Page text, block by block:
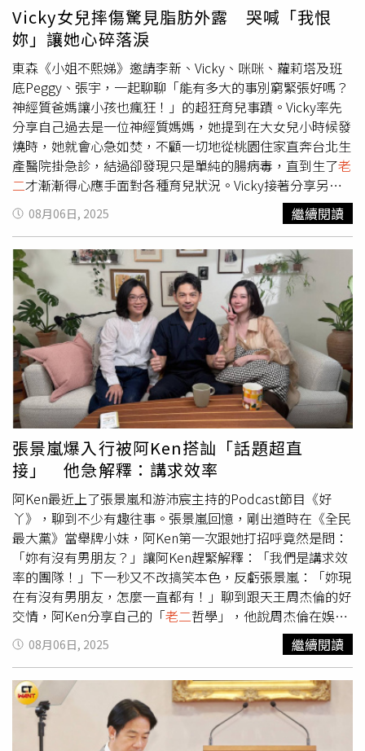
Vicky女兒摔傷驚見脂肪外露 哭喊「我恨
妳」讓她心碎落淚
東森《小姐不熙娣》邀請李新、Vicky、咪咪、蘿莉塔及班
底Peggy、張宇，一起聊聊「能有多大的事別窮緊張好嗎？
神經質爸媽讓小孩也瘋狂！」的超狂育兒事蹟。Vicky率先
分享自己過去是一位神經質媽媽，她提到在大女兒小時候發
燒時，她就會心急如焚，不顧一切地從桃園住家直奔台北生
產醫院掛急診，結過卻發現只是單純的腸病毒，直到生了老
二才漸漸得心應手面對各種育兒狀況。Vicky接著分享另一
起驚險事件，某天接到學校電話，說小女兒不小心摔倒，傷
勢可能有點嚴重，要她盡快到學校一趟。這通電話嚇得她立
刻從床上跳起來，火速衝到學校，將女兒送往兒童診所。沒
想到醫生一拆開紗布，竟發現有一塊白白的肉露了出來。
Vicky驚恐表示：「我當下還以為是骨頭，結果醫生說是肉
的脂肪掉了出來！」讓她當場差點嚇暈，她趕緊將女兒轉往
大醫院急診縫合傷口。對此Vicky心有餘悸地說，當時女兒
因為太過害怕，一直哭喊：「媽媽我恨妳！」讓她既心疼又
心碎，忍不住跟著一起哭。
08月06日, 2025 繼續閱讀
張景嵐爆入行被阿Ken搭訕「話題超直
接」 他急解釋：講求效率
阿Ken最近上了張景嵐和游沛宸主持的Podcast節目《好
丫》，聊到不少有趣往事。張景嵐回憶，剛出道時在《全民
最大黨》當舉牌小妹，阿Ken第一次跟她打招呼竟然是問：
「妳有沒有男朋友？」讓阿Ken趕緊解釋：「我們是講求效
率的團隊！」下一秒又不改搞笑本色，反虧張景嵐：「妳現
在有沒有男朋友，怎麼一直都有！」聊到跟天王周杰倫的好
交情，阿Ken分享自己的「老二哲學」，他說周杰倫在娛樂
圈就是傳奇，已經是神話般的存在，與其想超越他，不如好
好欣賞他的音樂，從中獲得啟發。他透露周杰倫邀請他去看
演唱會時，特別指定他拿麥克風，結果是要他一起幫忙招呼
台下的大明星，沒想到他幽默風趣的主持，竟意外成為演唱
會的亮點，被網友大讚是「最佳潤滑劑」。阿Ken也發揮幽
默，笑說：「我很滑，弄得世界都高潮。」47歲了還是單
08月06日, 2025 繼續閱讀